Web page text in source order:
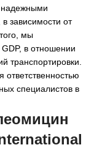
надежными
зависимости от
мы
в отношении
транспортировки.
специалистов в